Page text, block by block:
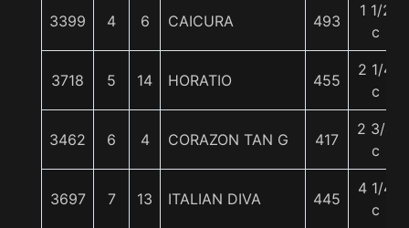
3399 4 6 CAICURA 493
1 1/2
c
3718 5 14 HORATIO 455
2 1/4
c
3462 6 4 CORAZON TAN G 417
2 3/4
c
3697 7 13 ITALIAN DIVA 445
4 1/4
c